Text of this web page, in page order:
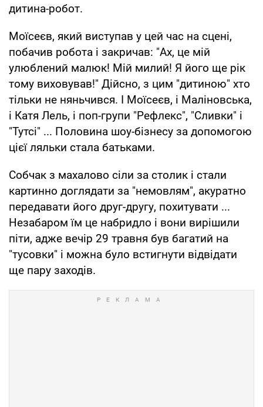
дитина-робот.
Моїсеєв, який виступав у цей час на сцені,
побачив робота і закричав: "Ах, це мій
улюблений малюк! Мій милий! Я його ще рік
тому виховував!" Дійсно, з цим "дитиною" хто
тільки не няньчився. І Моїсеєв, і Маліновська,
і Катя Лель, і поп-групи "Рефлекс", "Сливки" і
"Тутсі" ... Половина шоу-бізнесу за допомогою
цієї ляльки стала батьками.
Собчак з махалово сіли за столик і стали
картинно доглядати за "немовлям", акуратно
передавати його друг-другу, похитувати ...
Незабаром їм це набридло і вони вирішили
піти, адже вечір 29 травня був багатий на
"тусовки" і можна було встигнути відвідати
ще пару заходів.